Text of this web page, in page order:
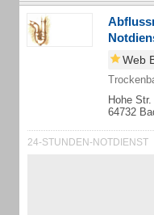
Web
Hohe
64732
24-STUNDEN-NOTDIENST